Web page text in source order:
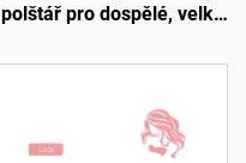
polštář pro dospělé, velký
na boku, těhotenský